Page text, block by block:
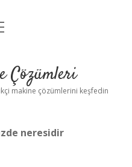
Çözümleri
makine çözümlerini keşfedin
neresidir